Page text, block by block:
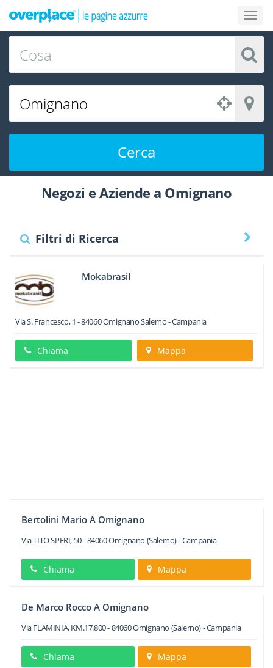
Cerca
Negozi e Aziende a Omignano
Filtri di Ricerca
Mokabrasil
Via S. Francesco, 1 -84060OmignanoSalerno -Campania
Chiama Mappa
Bertolini Mario A Omignano
Via TITO SPERI, 50-84060Omignano (Salerno) -Campania
Chiama Mappa
De Marco Rocco A Omignano
Via FLAMINIA, KM.17.800-84060Omignano (Salerno) -Campania
Chiama Mappa